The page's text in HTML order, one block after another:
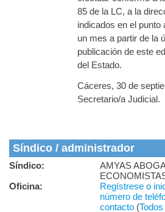
85 de la LC, a la
indicados en el punto
un mes a partir de la
publicación de este
del Estado.
Cáceres, 30 de
Secretario/a Judicial.
Síndico / administrador
Síndico:
AMYAS
Oficina:
Regístrese o
número de
contacto (